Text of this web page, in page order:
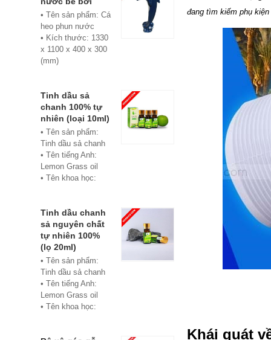
đang tìm kiếm phụ
Khái quát
• Tên sản phẩm: Cá
heo phun nước
• Kích thước: 1330
x 1100 x 400 x 300
(mm)
Composite
• Phân phối:
Hoabico
Tinh dầu sả
chanh 100% tự
nhiên (loại 10ml)
• Tên sản phẩm:
Tinh dầu sả chanh
• Tên tiếng Anh:
Lemon Grass oil
• Tên khoa học:
• Chủng loại: Thiết
bị xông hơi
• Thành phần chiết
xuất: lá
• Phương pháp
chiết xuất: Chưng
cất hơi nước
• Hình thức: Chất
lỏng
Tinh dầu chanh
sả nguyên chất
tự nhiên 100%
(lọ 20ml)
• Tên sản phẩm:
Tinh dầu sả chanh
• Tên tiếng Anh:
Lemon Grass oil
• Tên khoa học: